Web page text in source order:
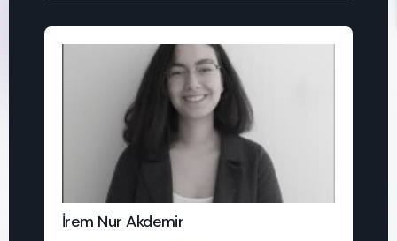
İrem Nur Akdemir